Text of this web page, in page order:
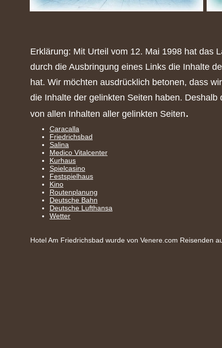
Erklärung: Mit Urteil vom 12. Mai 1998 hat das
durch die Ausbringung eines Links die Inhalte
hat. Wir möchten ausdrücklich betonen, dass
die Inhalte der gelinkten Seiten haben.
von allen Inhalten aller gelinkten Seiten.
Caracalla
Friedrichsbad
Salina
Medico Vitalcenter
Kurhaus
Spielcasino
Festspielhaus
Kino
Routenplanung
Deutsche Bahn
Deutsche Lufthansa
Wetter
Hotel Am Friedrichsbad wurde von Venere.com Reisenden